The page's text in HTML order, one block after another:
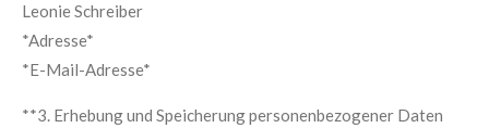
Leonie Schreiber
*Adresse*
*E-Mail-Adresse*
**3. Erhebung und Speicherung personenbezogener Daten